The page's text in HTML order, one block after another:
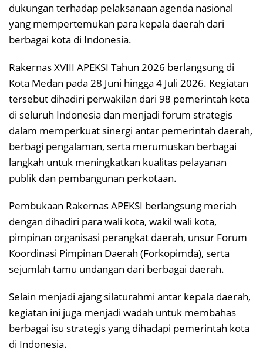
dukungan terhadap pelaksanaan agenda nasional
yang mempertemukan para kepala daerah dari
berbagai kota di Indonesia.
Rakernas XVIII APEKSI Tahun 2026 berlangsung di
Kota Medan pada 28 Juni hingga 4 Juli 2026. Kegiatan
tersebut dihadiri perwakilan dari 98 pemerintah kota
di seluruh Indonesia dan menjadi forum strategis
dalam memperkuat sinergi antar pemerintah daerah,
berbagi pengalaman, serta merumuskan berbagai
langkah untuk meningkatkan kualitas pelayanan
publik dan pembangunan perkotaan.
Pembukaan Rakernas APEKSI berlangsung meriah
dengan dihadiri para wali kota, wakil wali kota,
pimpinan organisasi perangkat daerah, unsur Forum
Koordinasi Pimpinan Daerah (Forkopimda), serta
sejumlah tamu undangan dari berbagai daerah.
Selain menjadi ajang silaturahmi antar kepala daerah,
kegiatan ini juga menjadi wadah untuk membahas
berbagai isu strategis yang dihadapi pemerintah kota
di Indonesia.